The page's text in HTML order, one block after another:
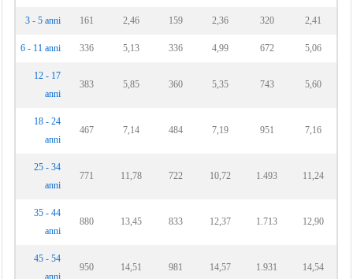
3 - 5 anni 161 2,46 159 2,36 320 2,41
6 - 11 anni 336 5,13 336 4,99 672 5,06
12 - 17
anni
383 5,85 360 5,35 743 5,60
18 - 24
anni
467 7,14 484 7,19 951 7,16
25 - 34
anni
771 11,78 722 10,72 1.493 11,24
35 - 44
anni
880 13,45 833 12,37 1.713 12,90
45 - 54
anni
950 14,51 981 14,57 1.931 14,54